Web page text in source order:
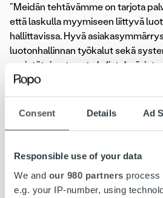
Consent Details Ad
Responsible use of your data
We and our 980 partners process
e.g. your IP-number, using
”Meidän tehtävämme on tarjota
että laskulla myymiseen liittyvä
hallittavissa. Hyvä
luotonhallinnan työkalut sekä
perintätoimet ovat yhdistelmä, jota
kaikille”, tiivistää Ropo Capitalin
3 syytä automatisoida
on asiakkaalle käytännössä
Vastuullinen luotonanto.
toimiva prosessi varmistaa